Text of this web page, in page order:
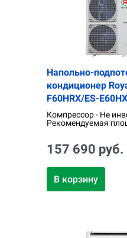
Напольно-
кондиционер
F60HRX/ES-E60HX
Компрессор - Не
Рекомендуемая
157 690 руб.
В корзину